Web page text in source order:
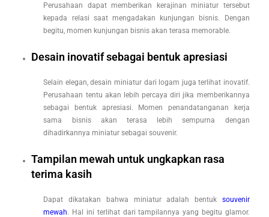
Perusahaan dapat memberikan kerajinan miniatur tersebut
kepada relasi saat mengadakan kunjungan bisnis. Dengan
begitu, momen kunjungan bisnis akan terasa memorable.
Desain inovatif sebagai bentuk apresiasi
Selain elegan, desain miniatur dari logam juga terlihat inovatif.
Perusahaan tentu akan lebih percaya diri jika memberikannya
sebagai bentuk apresiasi. Momen penandatanganan kerja
sama bisnis akan terasa lebih sempurna dengan
dihadirkannya miniatur sebagai souvenir.
Tampilan mewah untuk ungkapkan rasa
terima kasih
Dapat dikatakan bahwa miniatur adalah bentuk souvenir
mewah. Hal ini terlihat dari tampilannya yang begitu glamor.